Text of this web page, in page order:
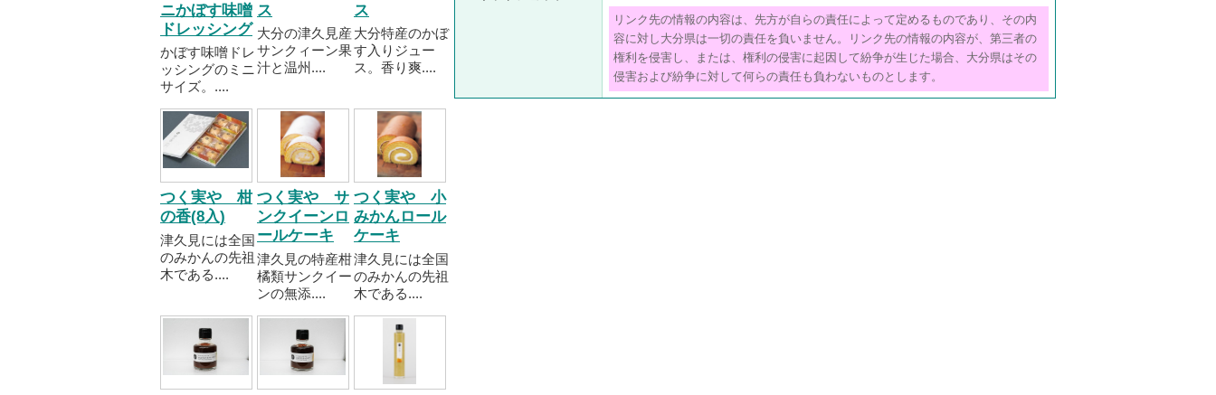
ニかぼす味噌
ドレッシング
かぼす味噌ドレ
ッシングのミニ
サイズ。....
ス
大分の津久見産
サンクィーン果
汁と温州....
ス
大分特産のかぼ
す入りジュー
ス。香り爽....
つく実や 柑
の香(8入)
津久見には全国
のみかんの先祖
木である....
つく実や サ
ンクイーンロ
ールケーキ
津久見の特産柑
橘類サンクイー
ンの無添....
つく実や 小
みかんロール
ケーキ
津久見には全国
のみかんの先祖
木である....
リンク先の情報の内容は、先方が自らの責任によって定めるものであり、その内
容に対し大分県は一切の責任を負いません。リンク先の情報の内容が、第三者の
権利を侵害し、または、権利の侵害に起因して紛争が生じた場合、大分県はその
侵害および紛争に対して何らの責任も負わないものとします。